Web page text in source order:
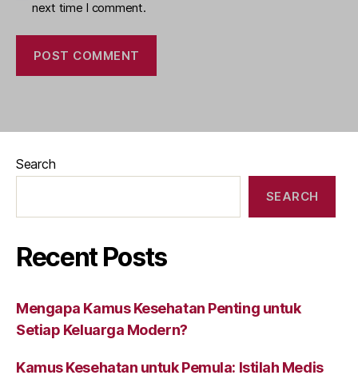
next time I comment.
Search
SEARCH
Recent Posts
Mengapa Kamus Kesehatan Penting untuk
Setiap Keluarga Modern?
Kamus Kesehatan untuk Pemula: Istilah Medis